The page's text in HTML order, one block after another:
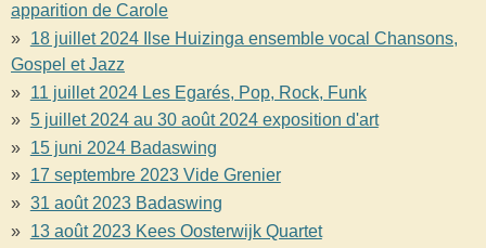
apparition de Carole
18 juillet 2024 Ilse Huizinga ensemble vocal Chansons,
Gospel et Jazz
11 juillet 2024 Les Egarés, Pop, Rock, Funk
5 juillet 2024 au 30 août 2024 exposition d'art
15 juni 2024 Badaswing
17 septembre 2023 Vide Grenier
31 août 2023 Badaswing
13 août 2023 Kees Oosterwijk Quartet